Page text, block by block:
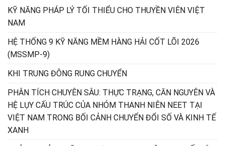
KỸ NĂNG PHÁP LÝ TỐI THIỂU CHO THUYỀN VIÊN VIỆT
NAM
HỆ THỐNG 9 KỸ NĂNG MỀM HÀNG HẢI CỐT LÕI 2026
(MSSMP-9)
KHI TRUNG ĐÔNG RUNG CHUYỂN
PHÂN TÍCH CHUYÊN SÂU: THỰC TRẠNG, CĂN NGUYÊN VÀ
HỆ LỤY CẤU TRÚC CỦA NHÓM THANH NIÊN NEET TẠI
VIỆT NAM TRONG BỐI CẢNH CHUYỂN ĐỔI SỐ VÀ KINH TẾ
XANH